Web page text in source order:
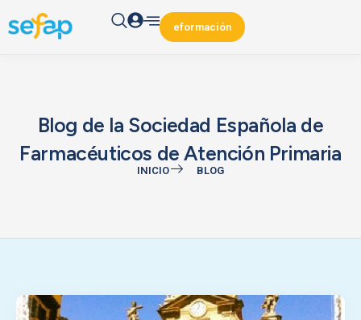
eformación
Blog de la Sociedad Española de
Farmacéuticos de Atención Primaria
INICIO BLOG